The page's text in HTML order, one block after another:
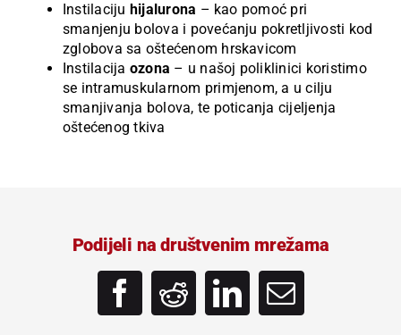
Instilaciju hijalurona – kao pomoć pri
smanjenju bolova i povećanju pokretljivosti kod
zglobova sa oštećenom hrskavicom
Instilacija ozona – u našoj poliklinici koristimo
se intramuskularnom primjenom, a u cilju
smanjivanja bolova, te poticanja cijeljenja
oštećenog tkiva
Podijeli na društvenim mrežama